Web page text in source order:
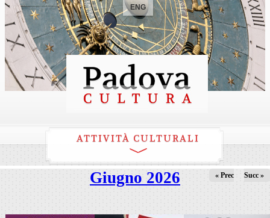
ENG
ATTIVITÀ CULTURALI
Giugno 2026 « Prec Succ »